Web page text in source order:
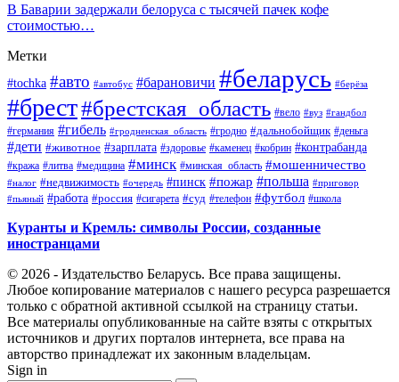
В Баварии задержали белоруса с тысячей пачек кофе
стоимостью…
Метки
#tochka #авто #автобус #барановичи #беларусь #берёза
#брест#брестская_область #вело #вуз #гандбол
#германия #гибель #гродненская_область #гродно #дальнобойщик #деньга
#дети #животное #зарплата #здоровье #каменец #кобрин #контрабанда
#кража #литва #медицина #минск #минская_область #мошенничество
#налог #недвижимость #очередь #пинск #пожар #польша #приговор
#пьяный #работа #россия #сигарета #суд #телефон #футбол #школа
Куранты и Кремль: символы России, созданные
иностранцами
© 2026 - Издательство Беларусь. Все права защищены.
Любое копирование материалов с нашего ресурса разрешается
только с обратной активной ссылкой на страницу статьи.
Все материалы опубликованные на сайте взяты с открытых
источников и других порталов интернета, все права на
авторство принадлежат их законным владельцам.
Sign in